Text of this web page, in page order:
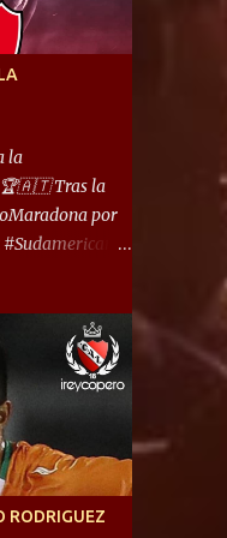
de los
del fútbol
Sud es otro
aunque el
más
que
la
🏆🇦🇹 Tras la
por
se clasifica a la
En este
modificaciones
fase de grupos
sólo los
los 8vos.
RODRIGUEZ